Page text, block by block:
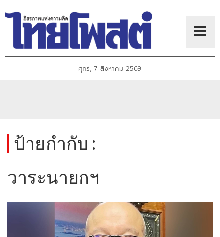
ศุกร์, 7 สิงหาคม 2569
ป้ายกำกับ :
วาระนายกฯ